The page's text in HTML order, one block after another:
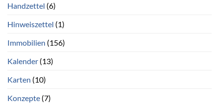
Handzettel (6)
Hinweiszettel (1)
Immobilien (156)
Kalender (13)
Karten (10)
Konzepte (7)